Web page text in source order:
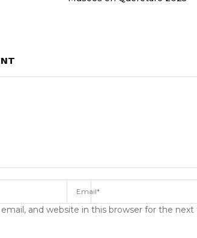
and website in this browser for the